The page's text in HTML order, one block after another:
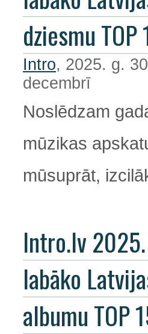
dziesmu TOP
Intro, 2025. g.
decembrī
Noslēdzam
mūzikas
mūsuprāt,
Intro.lv
labāko
albumu TOP